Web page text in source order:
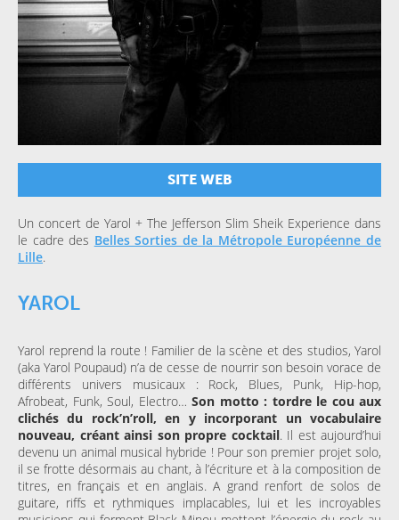
SITE WEB
Un concert de Yarol + The Jefferson Slim Sheik Experience dans
le cadre des Belles Sorties de la Métropole Européenne de
Lille.
YAROL
Yarol reprend la route ! Familier de la scène et des studios, Yarol
(aka Yarol Poupaud) n’a de cesse de nourrir son besoin vorace de
différents univers musicaux : Rock, Blues, Punk, Hip-hop,
Afrobeat, Funk, Soul, Electro… Son motto : tordre le cou aux
clichés du rock’n’roll, en y incorporant un vocabulaire
nouveau, créant ainsi son propre cocktail. Il est aujourd’hui
devenu un animal musical hybride ! Pour son premier projet solo,
il se frotte désormais au chant, à l’écriture et à la composition de
titres, en français et en anglais. A grand renfort de solos de
guitare, riffs et rythmiques implacables, lui et les incroyables